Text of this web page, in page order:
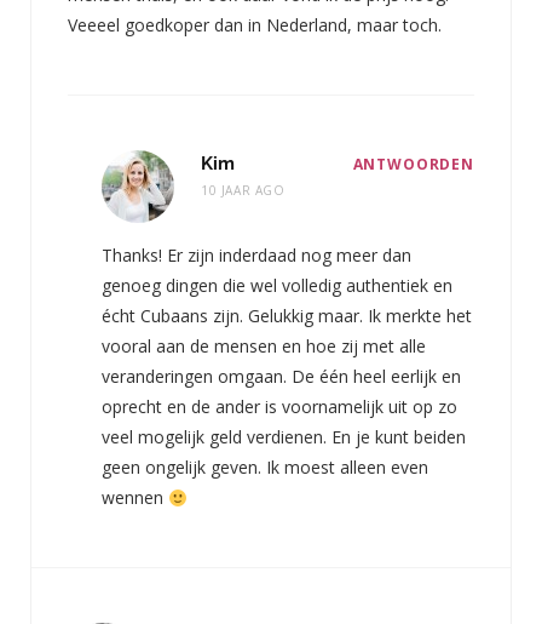
Veeeel goedkoper dan in Nederland, maar toch.
Kim
10 JAAR AGO
ANTWOORDEN
Thanks! Er zijn inderdaad nog meer dan
genoeg dingen die wel volledig authentiek en
écht Cubaans zijn. Gelukkig maar. Ik merkte het
vooral aan de mensen en hoe zij met alle
veranderingen omgaan. De één heel eerlijk en
oprecht en de ander is voornamelijk uit op zo
veel mogelijk geld verdienen. En je kunt beiden
geen ongelijk geven. Ik moest alleen even
wennen